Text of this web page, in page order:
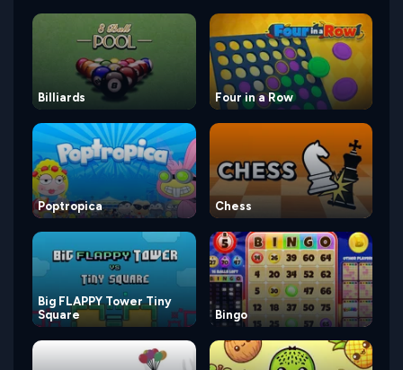
Billiards Four in a Row
Poptropica Chess
Big FLAPPY Tower Tiny
Square
Bingo